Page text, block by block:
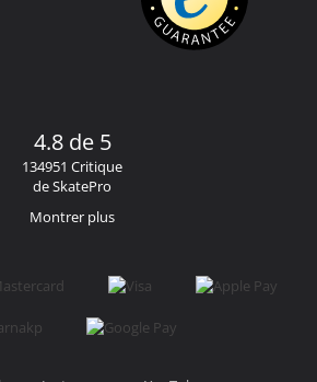
4.8 de 5
134951 Critique
de SkatePro
Montrer plus